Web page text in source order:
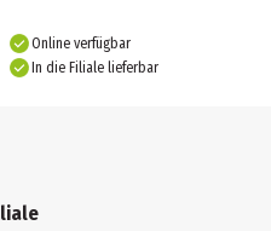
Online verfügbar
In die Filiale lieferbar